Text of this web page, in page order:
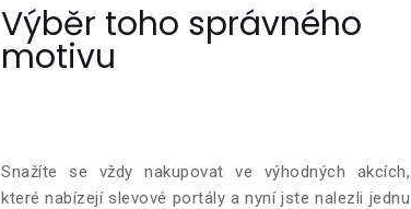
Výběr toho správného
motivu
Snažíte se vždy nakupovat ve výhodných akcích,
které nabízejí slevové portály a nyní jste nalezli jednu